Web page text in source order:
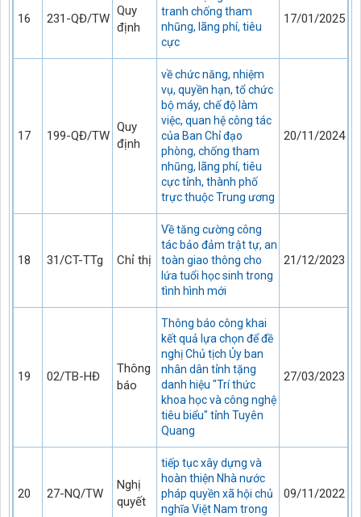
16 231-QĐ/TW
Quy
định
tranh chống tham
nhũng, lãng phí, tiêu
cực
17/01/2025
17 199-QĐ/TW
Quy
định
về chức năng, nhiệm
vụ, quyền hạn, tổ chức
bộ máy, chế độ làm
việc, quan hệ công tác
của Ban Chỉ đạo
phòng, chống tham
nhũng, lãng phí, tiêu
cực tỉnh, thành phố
trực thuộc Trung ương
20/11/2024
18 31/CT-TTg Chỉ thị
Về tăng cường công
tác bảo đảm trật tự, an
toàn giao thông cho
lứa tuổi học sinh trong
tình hình mới
21/12/2023
19 02/TB-HĐ
Thông
báo
Thông báo công khai
kết quả lựa chọn để đề
nghị Chủ tịch Ủy ban
nhân dân tỉnh tặng
danh hiệu "Trí thức
khoa học và công nghệ
tiêu biểu" tỉnh Tuyên
Quang
27/03/2023
20 27-NQ/TW
Nghị
quyết
tiếp tục xây dựng và
hoàn thiện Nhà nước
pháp quyền xã hội chủ
nghĩa Việt Nam trong
09/11/2022